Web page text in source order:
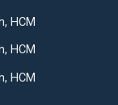
HCM
HCM
HCM